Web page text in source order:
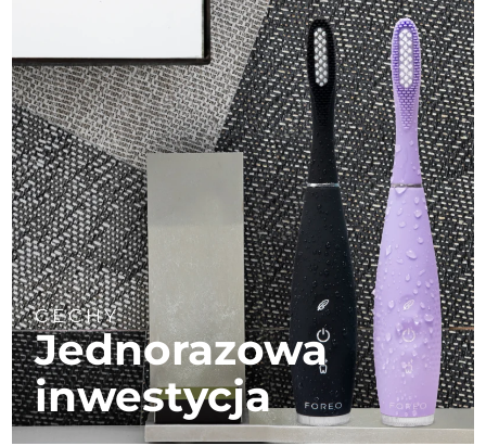
CECHY
Jednorazowa
inwestycja